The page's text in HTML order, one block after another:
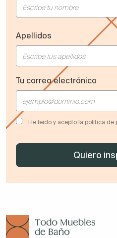
Apellidos
Tu correo electrónico
He leído y acepto la política de